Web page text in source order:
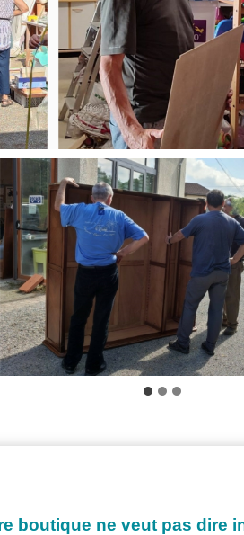
boutique ne veut pas dire